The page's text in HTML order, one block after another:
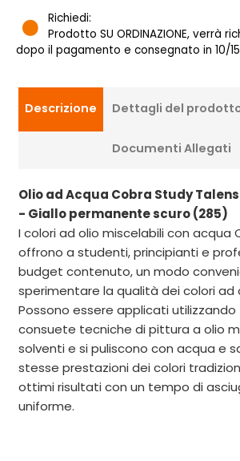
Richiedi:
Prodotto SU ORDINAZIONE, verrà
dopo il pagamento e consegnato in 10/
Descrizione Dettagli del
Documenti Allegati
Olio ad Acqua Cobra Study
- Giallo permanente scuro (285)
I colori ad olio miscelabili con acqua
offrono a studenti, principianti e
budget contenuto, un modo
sperimentare la qualità dei colori ad
Possono essere applicati
consuete tecniche di pittura a olio
solventi e si puliscono con acqua e
stesse prestazioni dei colori
ottimi risultati con un tempo di
uniforme.